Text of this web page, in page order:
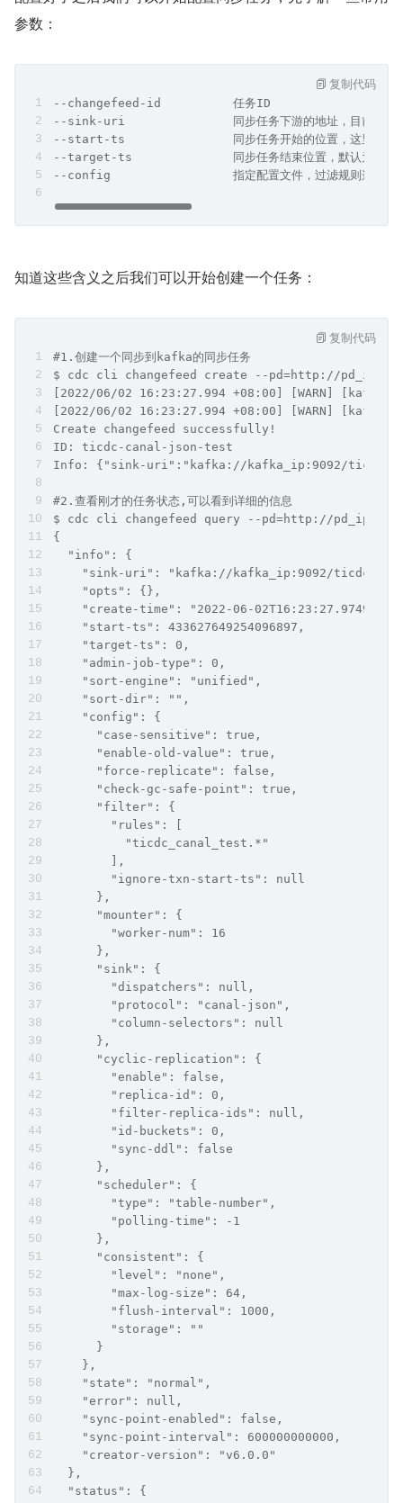
参数：
--changefeed-id          任务ID
--sink-uri               同步任务下游的地址，目前支
--start-ts               同步任务开始的位置，这里是ts，默认
--target-ts              同步任务结束位置，默认为空，即
--config                 指定配置文件，过滤规则这些
复制代码
知道这些含义之后我们可以开始创建一个任务：
#1.创建一个同步到kafka的同步任务
$ cdc cli changefeed create --pd=http://
[2022/06/02 16:23:27.994 +08:00] [WARN]
[2022/06/02 16:23:27.994 +08:00] [WARN]
Create changefeed successfully!
ID: ticdc-canal-json-test
Info: {"sink-uri":"kafka://kafka_ip:9092/
#2.查看刚才的任务状态,可以看到详细的信息
$ cdc cli changefeed query --pd=http://
{
  "info": {
"sink-uri": "kafka://kafka_ip:9092/
    "opts": {},
"create-time": "2022-06-
    "start-ts": 433627649254096897,
    "target-ts": 0,
    "admin-job-type": 0,
    "sort-engine": "unified",
    "sort-dir": "",
    "config": {
      "case-sensitive": true,
      "enable-old-value": true,
      "force-replicate": false,
      "check-gc-safe-point": true,
      "filter": {
        "rules": [
          "ticdc_canal_test.*"
        ],
        "ignore-txn-start-ts": null
      },
      "mounter": {
        "worker-num": 16
      },
      "sink": {
        "dispatchers": null,
        "protocol": "canal-json",
        "column-selectors": null
      },
      "cyclic-replication": {
        "enable": false,
        "replica-id": 0,
        "filter-replica-ids": null,
        "id-buckets": 0,
        "sync-ddl": false
      },
      "scheduler": {
        "type": "table-number",
        "polling-time": -1
      },
      "consistent": {
        "level": "none",
        "max-log-size": 64,
        "flush-interval": 1000,
        "storage": ""
      }
    },
    "state": "normal",
    "error": null,
    "sync-point-enabled": false,
    "sync-point-interval": 600000000000,
    "creator-version": "v6.0.0"
  },
  "status": {
复制代码